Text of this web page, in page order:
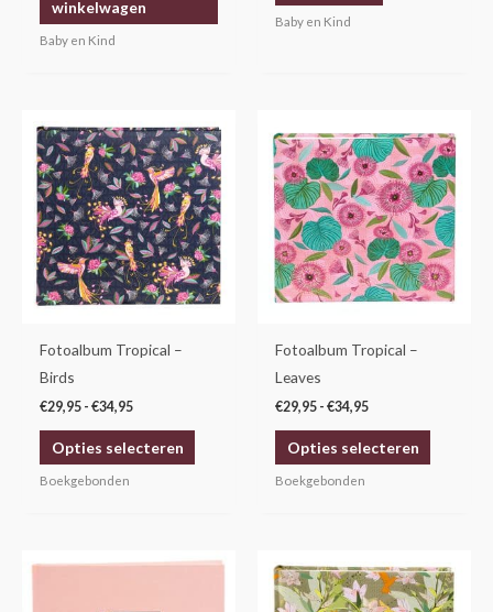
winkelwagen
Baby en Kind
Baby en Kind
Fotoalbum Tropical –
Birds
€29,95 - €34,95
€29,95
tot
€34,95
Opties selecteren
Dit
product
heeft
meerdere
variaties.
Deze
optie
productpagina
Boekgebonden
Fotoalbum Tropical –
Leaves
€29,95 - €34,95
€29,95
tot
€34,95
Opties selecteren
product
heeft
meerdere
variaties.
Deze
optie
Boekgebonden